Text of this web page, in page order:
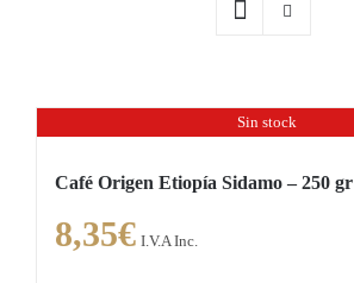
Sin stock
Café Origen Etiopía Sidamo – 250 gr
8,35€ I.V.A Inc.